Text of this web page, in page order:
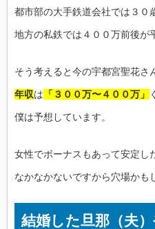
都市部の大手鉄道会社では３０
地方の私鉄では４００万前後が
そう考えると今の宇都宮聖花さ
年収は 「３００万〜４００万」
僕は予想しています。
女性でボーナスもあって安定し
なかなかないですから穴場かも
結婚した旦那（夫